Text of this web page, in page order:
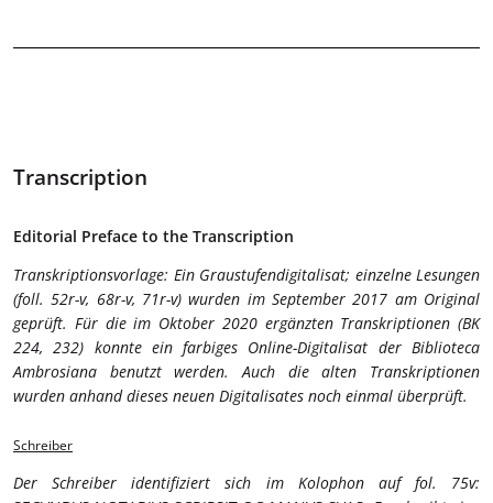
Transcription
Editorial Preface to the Transcription
Transkriptionsvorlage: Ein Graustufendigitalisat; einzelne Lesungen
(foll. 52r-v, 68r-v, 71r-v) wurden im September 2017 am Original
geprüft. Für die im Oktober 2020 ergänzten Transkriptionen (BK
224, 232) konnte ein farbiges Online-Digitalisat der Biblioteca
Ambrosiana benutzt werden. Auch die alten Transkriptionen
wurden anhand dieses neuen Digitalisates noch einmal überprüft.
Schreiber
Der Schreiber identifiziert sich im Kolophon auf fol. 75v: